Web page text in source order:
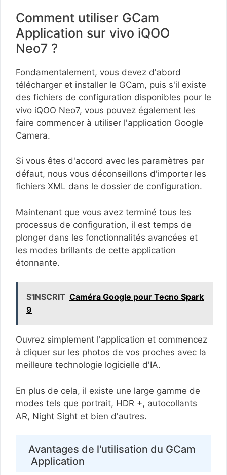
Comment utiliser GCam
Application sur vivo iQOO
Neo7 ?
Fondamentalement, vous devez d'abord
télécharger et installer le GCam, puis s'il existe
des fichiers de configuration disponibles pour le
vivo iQOO Neo7, vous pouvez également les
faire commencer à utiliser l'application Google
Camera.
Si vous êtes d'accord avec les paramètres par
défaut, nous vous déconseillons d'importer les
fichiers XML dans le dossier de configuration.
Maintenant que vous avez terminé tous les
processus de configuration, il est temps de
plonger dans les fonctionnalités avancées et
les modes brillants de cette application
étonnante.
S'INSCRIT Caméra Google pour Tecno Spark
9
Ouvrez simplement l'application et commencez
à cliquer sur les photos de vos proches avec la
meilleure technologie logicielle d'IA.
En plus de cela, il existe une large gamme de
modes tels que portrait, HDR +, autocollants
AR, Night Sight et bien d'autres.
Avantages de l'utilisation du GCam
Application